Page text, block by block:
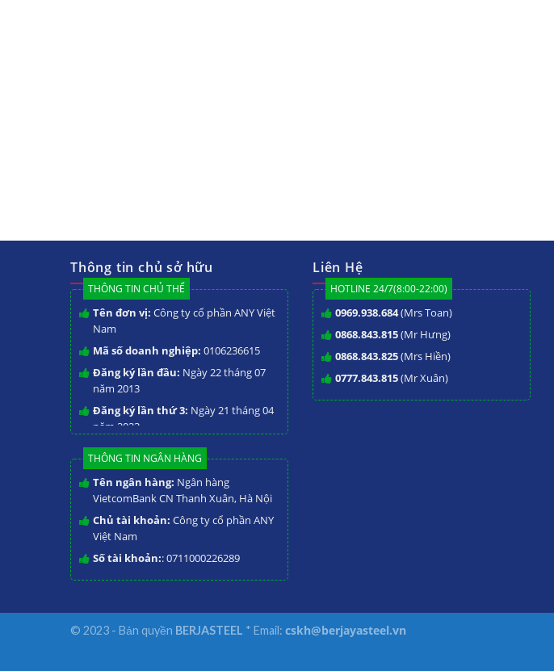
Thông tin chủ sở hữu
THÔNG TIN CHỦ THỂ
Tên đơn vị: Công ty cổ phần ANY Việt
Nam
Mã số doanh nghiệp: 0106236615
Đăng ký lần đầu: Ngày 22 tháng 07
năm 2013
Đăng ký lần thứ 3: Ngày 21 tháng 04
năm 2023
THÔNG TIN NGÂN HÀNG
Tên ngân hàng: Ngân hàng
VietcomBank CN Thanh Xuân, Hà Nội
Chủ tài khoản: Công ty cổ phần ANY
Việt Nam
Số tài khoản:: 0711000226289
Liên Hệ
HOTLINE 24/7(8:00-22:00)
0969.938.684(Mrs Toan)
0868.843.815(Mr Hưng)
0868.843.825(Mrs Hiền)
0777.843.815(Mr Xuân)
© 2023 - Bản quyền BERJASTEEL * Email: cskh@berjayasteel.vn